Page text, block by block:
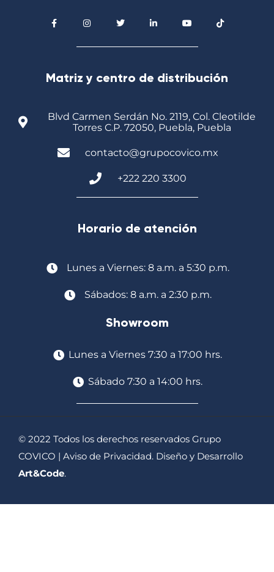
Matriz y centro de distribución
Blvd Carmen Serdán No. 2119, Col. Cleotilde
Torres C.P. 72050, Puebla, Puebla
contacto@grupocovico.mx
+222 220 3300
Horario de atención
Lunes a Viernes: 8 a.m. a 5:30 p.m.
Sábados: 8 a.m. a 2:30 p.m.
Showroom
Lunes a Viernes 7:30 a 17:00 hrs.
Sábado 7:30 a 14:00 hrs.
© 2022 Todos los derechos reservados Grupo
COVICO | Aviso de Privacidad. Diseño y Desarrollo
Art&Code.